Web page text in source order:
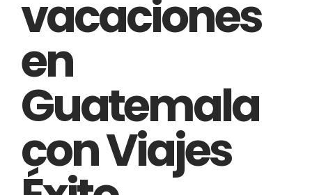
vacaciones
en
Guatemala
con Viajes